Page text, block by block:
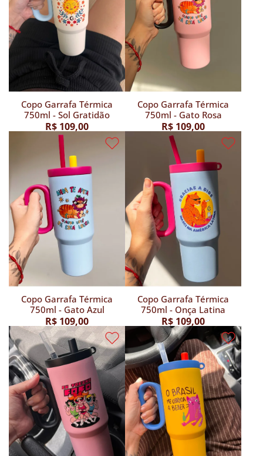
Copo Garrafa Térmica
750ml - Sol Gratidão
R$ 109,00
Copo Garrafa Térmica
750ml - Gato Rosa
R$ 109,00
Copo Garrafa Térmica
750ml - Gato Azul
R$ 109,00
Copo Garrafa Térmica
750ml - Onça Latina
R$ 109,00